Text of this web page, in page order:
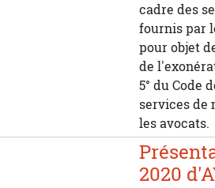
cadre des
fournis par
pour objet
de
5° du Code
services
les avocats.
2020